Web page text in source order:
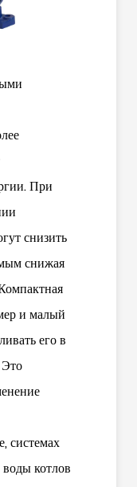
При
снизить
снижая
и малый
его в
системах
котлов